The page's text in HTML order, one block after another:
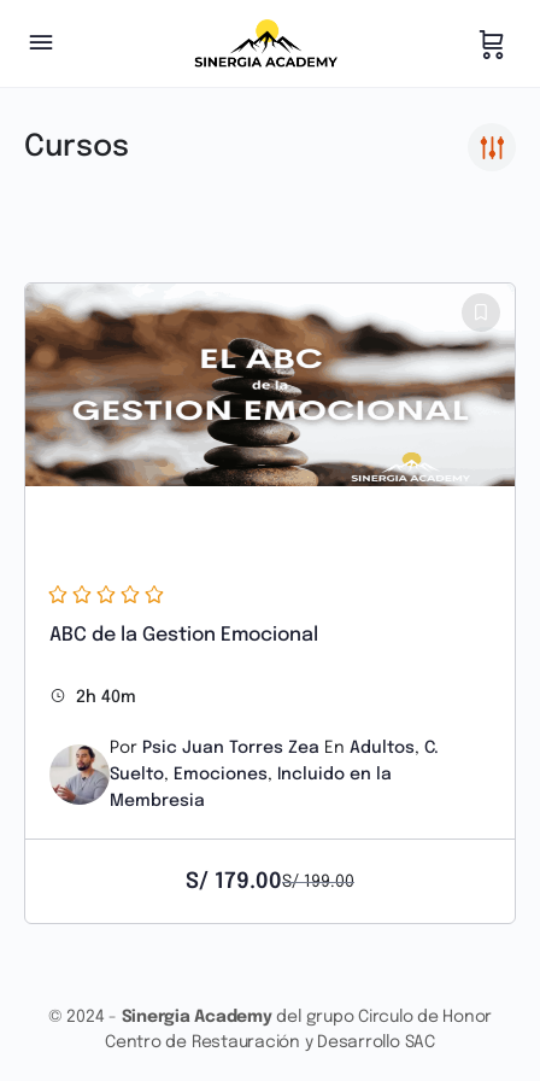
Cursos
ABC de la Gestion Emocional
2h 40m
Por Psic Juan Torres Zea En Adultos, C.
Suelto, Emociones,
Incluido en la
Membresia
S/199.00
S/ 179.00
© 2024 - Sinergia Academydel grupo Circulo de Honor
Centro de Restauración y Desarrollo SAC